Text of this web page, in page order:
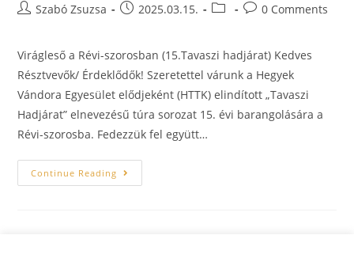
Szabó Zsuzsa 2025.03.15. 0 Comments
Virágleső a Révi-szorosban (15.Tavaszi hadjárat) Kedves
Résztvevők/ Érdeklődők! Szeretettel várunk a Hegyek
Vándora Egyesület elődjeként (HTTK) elindított „Tavaszi
Hadjárat” elnevezésű túra sorozat 15. évi barangolására a
Révi-szorosba. Fedezzük fel együtt…
Continue Reading